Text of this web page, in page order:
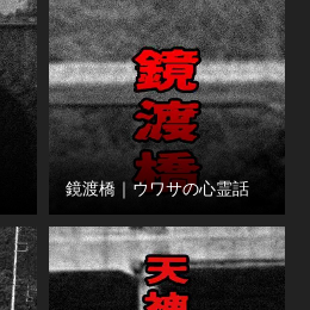
鏡渡橋｜ウワサの心霊話